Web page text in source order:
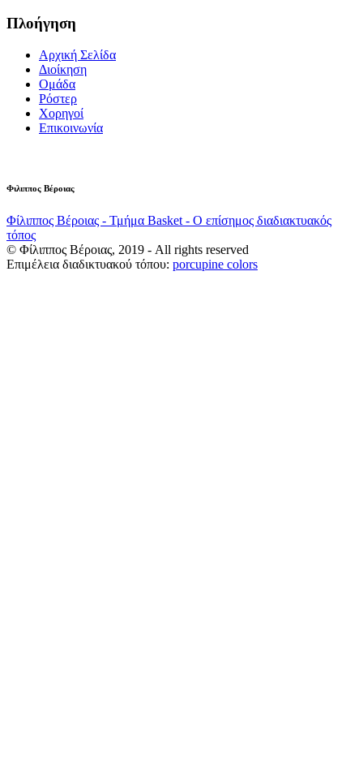
Πλοήγηση
Αρχική Σελίδα
Διοίκηση
Ομάδα
Ρόστερ
Χορηγοί
Επικοινωνία
Φιλιππος Βέροιας
Φίλιππος Βέροιας - Τμήμα Basket - Ο επίσημος διαδιακτυακός
τόπος
© Φίλιππος Βέροιας, 2019 - All rights reserved
Επιμέλεια διαδικτυακού τόπου: porcupine colors